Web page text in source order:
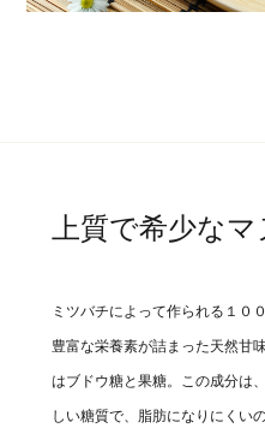
上質で希少な
ミツバチによって作られる１０
豊富な栄養素が詰まった天然甘
はブドウ糖と果糖。この成分は
しい糖質で、脂肪になりにくい